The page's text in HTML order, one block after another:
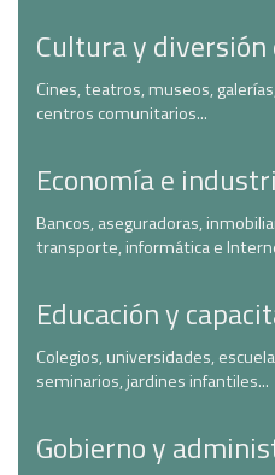
Cultura y diversión
Cines, teatros, museos,
centros comunitarios...
Economía e
Bancos, aseguradoras,
transporte, informática e
Educación y
Colegios, universidades,
seminarios, jardines infantiles...
Gobierno y